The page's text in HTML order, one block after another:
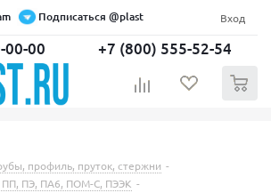
Подписаться @plast Вход
00-00 +7 (800) 555-52-54
профиль, пруток, стержни -
ПП, ПЭ, ПА6, ПОМ-С, ПЭЭК -